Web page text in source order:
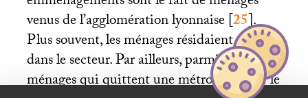
venus de l’agglomération lyonnaise[25].
Plus souvent, les ménages résidaient déjà
dans le secteur. Par ailleurs, parmi les
ménages qui quittent une métropole pour le